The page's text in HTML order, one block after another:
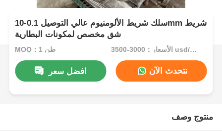
سلك شريط الألومنيوم عالي التوصيل 0.1-10mm شريط
شق مخصص لمكونات البطارية
MOQ：1 طن الأسعار：3000-3500 usd/ton
افضل سعر نتحدث الآن
منتوج وصف